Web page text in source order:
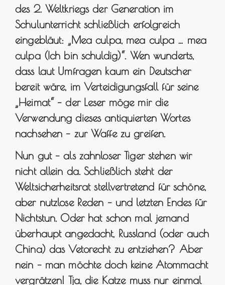
des 2. Weltkriegs der Generation im
Schulunterricht schließlich erfolgreich
eingebläut: „Mea culpa, mea culpa … mea
culpa (Ich bin schuldig)“. Wen wunderts,
dass laut Umfragen kaum ein Deutscher
bereit wäre, im Verteidigungsfall für seine
„Heimat“ – der Leser möge mir die
Verwendung dieses antiquierten Wortes
nachsehen – zur Waffe zu greifen.
Nun gut – als zahnloser Tiger stehen wir
nicht allein da. Schließlich steht der
Weltsicherheitsrat stellvertretend für schöne,
aber nutzlose Reden – und letzten Endes für
Nichtstun. Oder hat schon mal jemand
überhaupt angedacht, Russland (oder auch
China) das Vetorecht zu entziehen? Aber
nein – man möchte doch keine Atommacht
vergrätzen! Tja, die Katze muss nur einmal